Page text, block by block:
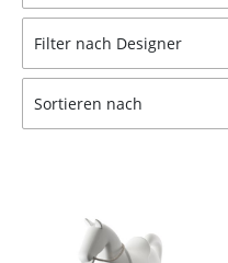
Bänke & Liegen
Sitzsäcke
Schaukelstühle
Filter nach Designer
Sortieren nach